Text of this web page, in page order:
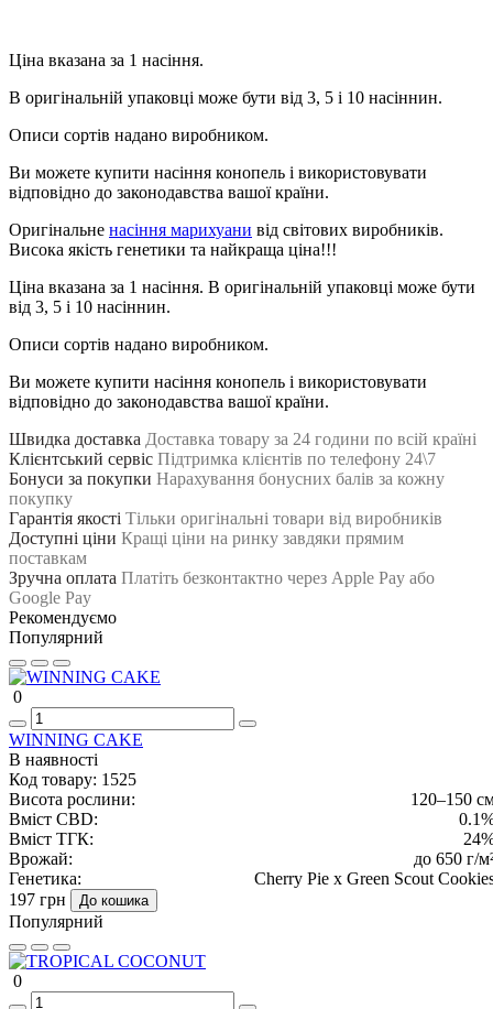
Ціна вказана за 1 насіння.
В оригінальній упаковці може бути від 3, 5 і 10 насіннин.
Описи сортів надано виробником.
Ви можете купити насіння конопель і використовувати
відповідно до законодавства вашої країни.
Оригінальне насіння марихуани від світових виробників.
Висока якість генетики та найкраща ціна!!!
Ціна вказана за 1 насіння. В оригінальній упаковці може бути
від 3, 5 і 10 насіннин.
Описи сортів надано виробником.
Ви можете купити насіння конопель і використовувати
відповідно до законодавства вашої країни.
Швидка доставка Доставка товару за 24 години по всій країні
Клієнтський сервіс Підтримка клієнтів по телефону 24\7
Бонуси за покупки Нарахування бонусних балів за кожну
покупку
Гарантія якості Тільки оригінальні товари від виробників
Доступні ціни Кращі ціни на ринку завдяки прямим
поставкам
Зручна оплата Платіть безконтактно через Apple Pay або
Google Pay
Рекомендуємо
Популярний
0
WINNING CAKE
В наявності
Код товару: 1525
Висота рослини:
120–150
Вміст CBD:
Вміст ТГК:
Врожай:
до 650 г/
Генетика:
Cherry Pie x Green Scout
197 грн
До кошика
Популярний
0